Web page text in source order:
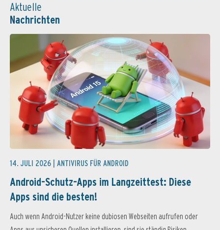
Aktuelle
Nachrichten
14. JULI 2026 | ANTIVIRUS FÜR ANDROID
Android-Schutz-Apps im Langzeittest: Diese
Apps sind die besten!
Auch wenn Android-Nutzer keine dubiosen Webseiten aufrufen oder